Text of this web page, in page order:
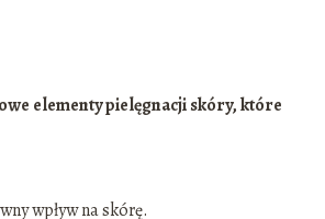
elementy pielęgnacji skóry, które
wpływ na skórę.